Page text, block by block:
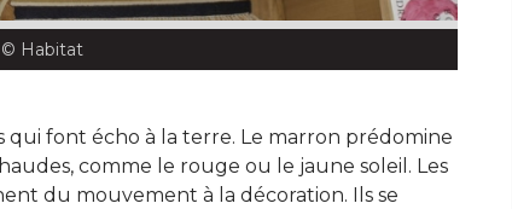
© Habitat
qui font écho à la terre. Le marron prédomine
comme le rouge ou le jaune soleil. Les
du mouvement à la décoration. Ils se